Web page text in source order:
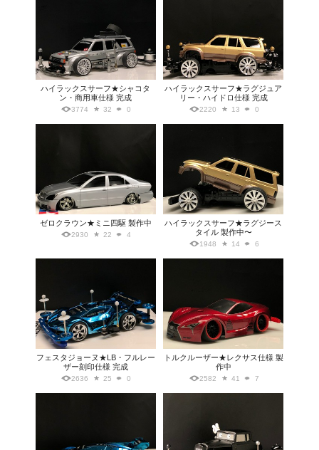
ハイラックスサーフ★シャコタ
ン・商用車仕様 完成
3774 32 0
ハイラックスサーフ★ラグジュア
リー・ハイドロ仕様 完成
2220 13 0
ゼロクラウン★ミニ四駆 製作中
2930 22 4
ハイラックスサーフ★ラグジース
タイル 製作中〜
1948 14 6
フェスタジョーヌ★LB・フルレー
ザー刻印仕様 完成
2636 25 0
トルクルーザー★レクサス仕様 製
作中
2582 41 7